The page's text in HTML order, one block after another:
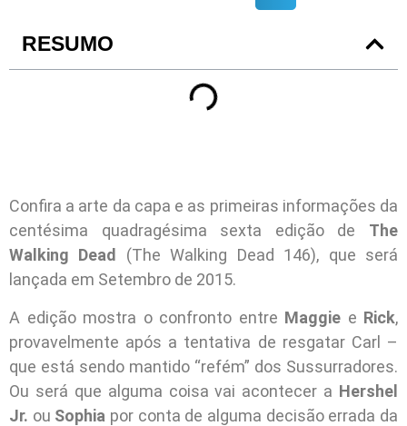
RESUMO
Confira a arte da capa e as primeiras informações da
centésima quadragésima sexta edição de The
Walking Dead
(The Walking Dead 146), que será
lançada em Setembro de 2015.
A edição mostra o confronto entre Maggie e Rick,
provavelmente após a tentativa de resgatar Carl –
que está sendo mantido “refém” dos Sussurradores.
Ou será que alguma coisa vai acontecer a Hershel
Jr. ou Sophia por conta de alguma decisão errada da